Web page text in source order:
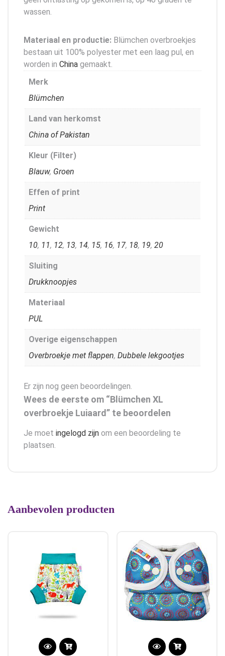
wassen.
Materiaal en productie: Blümchen overbroekjes
bestaan uit 100% polyester met een laag pul, en
worden in China gemaakt.
Merk
Blümchen
Land van herkomst
China of Pakistan
Kleur (Filter)
Blauw, Groen
Effen of print
Print
Gewicht
10, 11, 12, 13, 14, 15, 16, 17, 18, 19, 20
Sluiting
Drukknoopjes
Materiaal
PUL
Overige eigenschappen
Overbroekje met flappen, Dubbele lekgootjes
Er zijn nog geen beoordelingen.
Wees de eerste om “Blümchen XL
overbroekje Luiaard” te beoordelen
Je moet ingelogd zijn om een beoordeling te
plaatsen.
Aanbevolen producten
Dit